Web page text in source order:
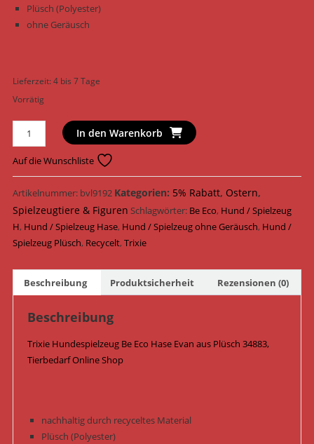
Plüsch (Polyester)
ohne Geräusch
Lieferzeit:4 bis 7 Tage
Vorrätig
Trixie
Hundespielzeug
Be
Eco
Hase
Evan
Plüsch
25
34883
Menge
In den Warenkorb
Auf die Wunschliste
Artikelnummer: bvl9192 Kategorien: 5% Rabatt, Ostern,
Spielzeugtiere & Figuren Schlagwörter: Be Eco, Hund / Spielzeug
H, Hund / Spielzeug Hase, Hund / Spielzeug ohne Geräusch, Hund /
Spielzeug Plüsch, Recycelt,Trixie
Beschreibung Produktsicherheit Rezensionen (0)
Beschreibung
Trixie Hundespielzeug Be Eco Hase Evan aus Plüsch 34883,
Tierbedarf Online Shop
nachhaltig durch recyceltes Material
Plüsch (Polyester)